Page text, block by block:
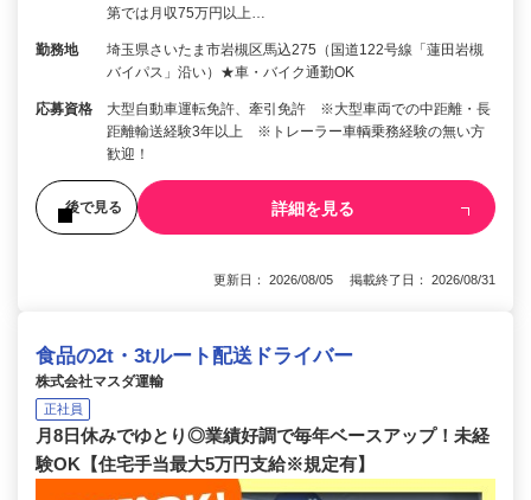
第では月収75万円以上…
勤務地
埼玉県さいたま市岩槻区馬込275（国道122号線「蓮田岩槻
バイパス」沿い）★車・バイク通勤OK
応募資格
大型自動車運転免許、牽引免許 ※大型車両での中距離・長
距離輸送経験3年以上 ※トレーラー車輌乗務経験の無い方
歓迎！
後で見る 詳細を見る
更新日： 2026/08/05 掲載終了日： 2026/08/31
食品の2t・3tルート配送ドライバー
株式会社マスダ運輸
正社員
月8日休みでゆとり◎業績好調で毎年ベースアップ！未経
験OK【住宅手当最大5万円支給※規定有】